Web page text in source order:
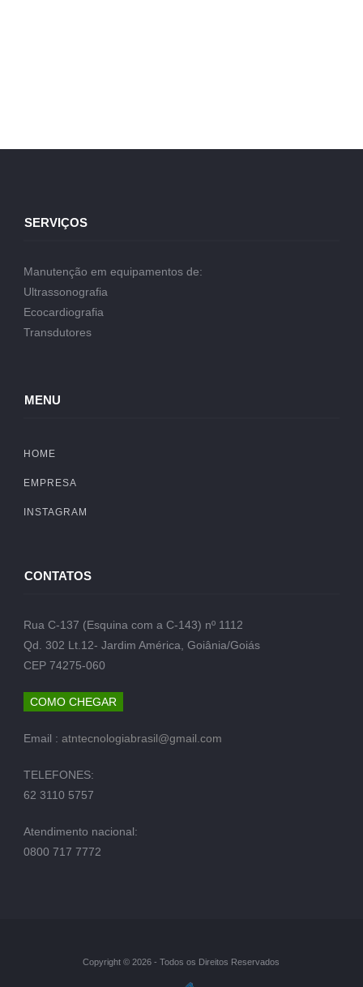
SERVIÇOS
Manutenção em equipamentos de:
Ultrassonografia
Ecocardiografia
Transdutores
MENU
HOME
EMPRESA
INSTAGRAM
CONTATOS
Rua C-137 (Esquina com a C-143) nº 1112
Qd. 302 Lt.12- Jardim América, Goiânia/Goiás
CEP 74275-060
COMO CHEGAR
Email : atntecnologiabrasil@gmail.com
TELEFONES:
62 3110 5757
Atendimento nacional:
0800 717 7772
Copyright © 2026 - Todos os Direitos Reservados